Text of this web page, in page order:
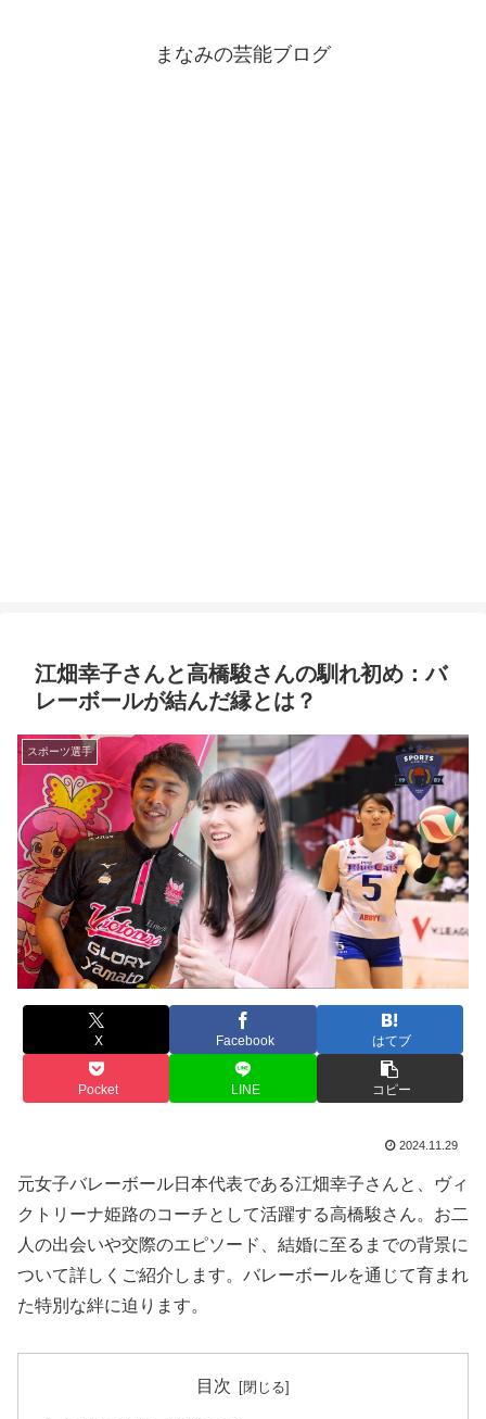
まなみの芸能ブログ
江畑幸子さんと高橋駿さんの馴れ初め：バ
レーボールが結んだ縁とは？
スポーツ選手
X Facebook はてブ
Pocket LINE コピー
2024.11.29
元女子バレーボール日本代表である江畑幸子さんと、ヴィ
クトリーナ姫路のコーチとして活躍する高橋駿さん。お二
人の出会いや交際のエピソード、結婚に至るまでの背景に
ついて詳しくご紹介します。バレーボールを通じて育まれ
た特別な絆に迫ります。
目次